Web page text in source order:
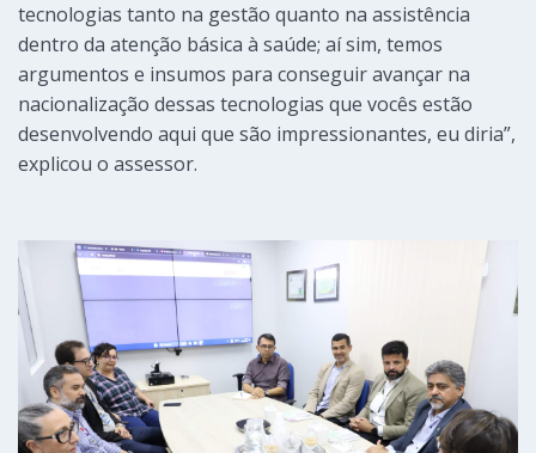
tecnologias tanto na gestão quanto na assistência
dentro da atenção básica à saúde; aí sim, temos
argumentos e insumos para conseguir avançar na
nacionalização dessas tecnologias que vocês estão
desenvolvendo aqui que são impressionantes, eu diria”,
explicou o assessor.